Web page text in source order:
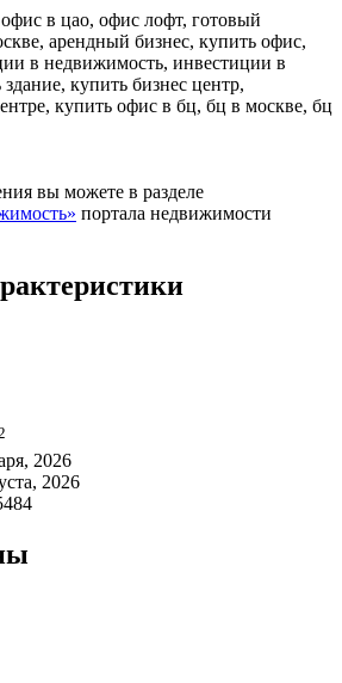
в цао, офис лофт, готовый
арендный бизнес, купить офис,
в недвижимость, инвестиции в
купить бизнес центр,
купить офис в бц, бц в москве, бц
вы можете в разделе
портала недвижимости
2026
2026